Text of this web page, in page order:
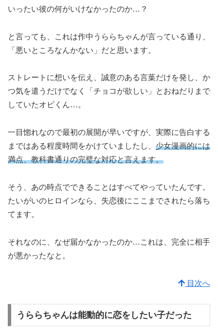
いったい彼の何がいけなかったのか…？
と言っても、これは作中うららちゃんが言っている通り、
「悪いところなんかない」だと思います。
ストレートに想いを伝え、誠意のある言葉だけを発し、か
つ気を遣うだけでなく「チョコが欲しい」とおねだりまで
していたオビくん…。
一目惚れなので最初の展開が早いですが、実際に告白する
まではある程度時間をかけていましたし、 少女漫画的には
満点、教科書通りの完璧な対応と言えます。
そう、あの時点でできることはすべてやっていたんです。
たいがいのヒロインなら、失恋後にここまでされたら落ち
てます。
それなのに、なぜ届かなかったのか…これは、完全に相手
が悪かったなと。
目次へ
うららちゃんは能動的に恋をしたい子だった